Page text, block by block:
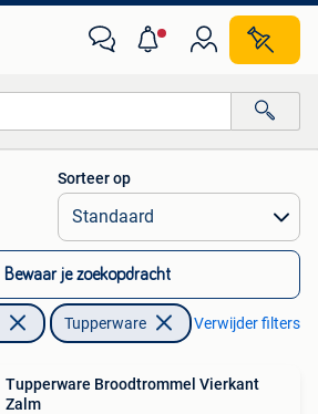
Alle afstanden…
Sorteer op
Bewaar je zoekopdracht
Tupperware Verwijder filters
Tupperware Broodtrommel Vierkant
Zalm